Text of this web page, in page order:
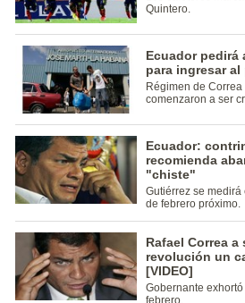
Quintero.
Ecuador pedirá
para ingresar al
Régimen de
comenzaron a ser
Ecuador:
recomienda
"chiste"
Gutiérrez se
de febrero próximo.
Rafael Correa
revolución un
[VIDEO]
Gobernante
febrero.